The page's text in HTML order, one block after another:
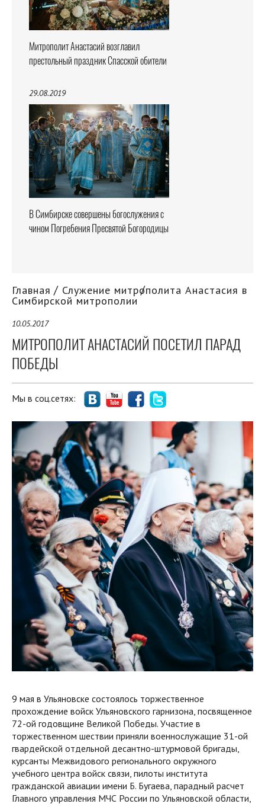
Митрополит Анастасий возглавил
престольный праздник Спасской обители
29.08.2019
В Симбирске совершены богослужения с
чином Погребения Пресвятой Богородицы
Главная Служение митрополита Анастасия в
Симбирской митрополии
10.05.2017
МИТРОПОЛИТ АНАСТАСИЙ ПОСЕТИЛ ПАРАД
ПОБЕДЫ
Мы в соц.сетях:
9 мая в Ульяновске состоялось торжественное
прохождение войск Ульяновского гарнизона, посвященное
72-ой годовщине Великой Победы. Участие в
торжественном шествии приняли военнослужащие 31-ой
гвардейской отдельной десантно-штурмовой бригады,
курсанты Межвидового регионального окружного
учебного центра войск связи, пилоты института
гражданской авиации имени Б. Бугаева, парадный расчет
Главного управления МЧС России по Ульяновской области,